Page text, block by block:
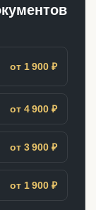
от 1 900 ₽
от 4 900 ₽
от 3 900 ₽
от 1 900 ₽